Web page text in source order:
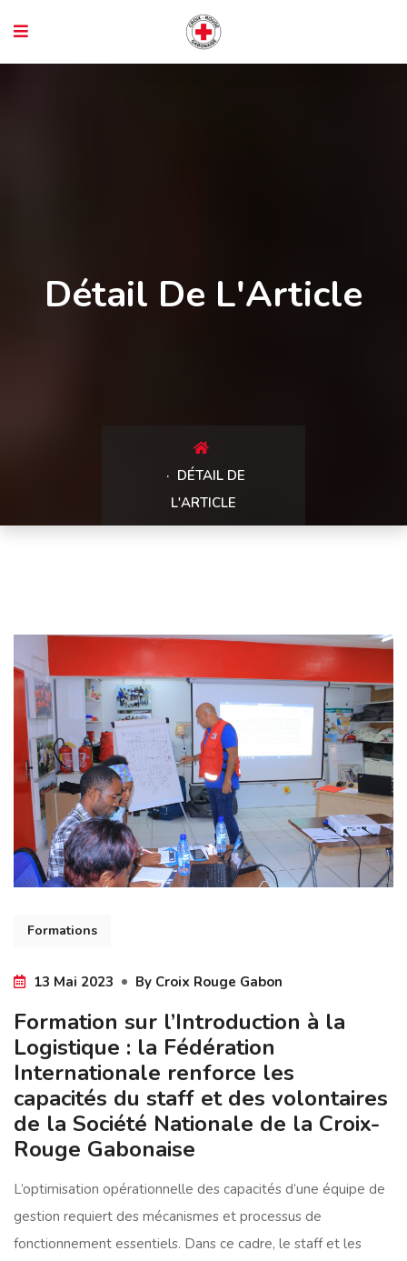
Détail De L'Article
DÉTAIL DE
L'ARTICLE
Formations
13 Mai 2023 By Croix Rouge Gabon
Formation sur l’Introduction à la
Logistique : la Fédération
Internationale renforce les
capacités du staff et des volontaires
de la Société Nationale de la Croix-
Rouge Gabonaise
L’optimisation opérationnelle des capacités d’une équipe de
gestion requiert des mécanismes et processus de
fonctionnement essentiels. Dans ce cadre, le staff et les